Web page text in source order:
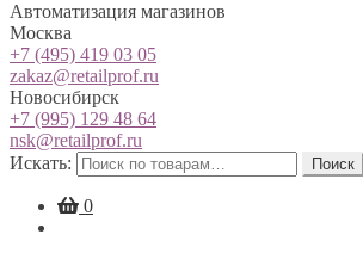
Автоматизация магазинов
Москва
+7 (495) 419 03 05
zakaz@retailprof.ru
Новосибирск
+7 (995) 129 48 64
nsk@retailprof.ru
Искать:
Поиск
0